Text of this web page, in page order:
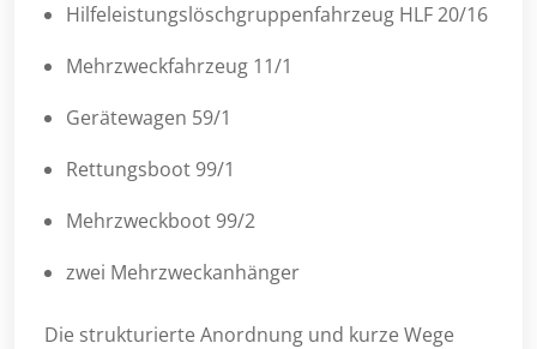
Hilfeleistungslöschgruppenfahrzeug HLF 20/16
Mehrzweckfahrzeug 11/1
Gerätewagen 59/1
Rettungsboot 99/1
Mehrzweckboot 99/2
zwei Mehrzweckanhänger
Die strukturierte Anordnung und kurze Wege